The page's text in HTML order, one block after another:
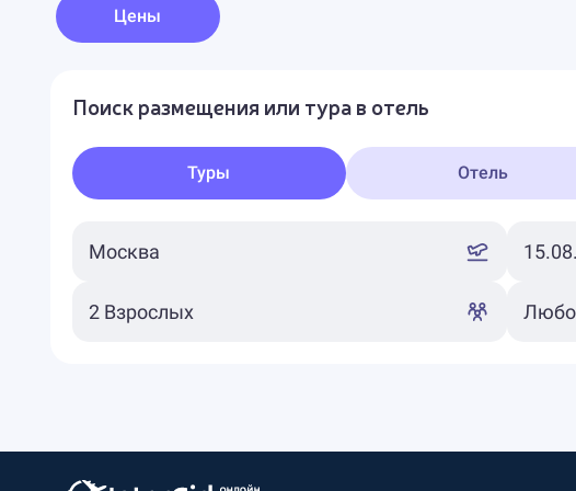
Цены
Поиск размещения или тура в отель
Туры Отель